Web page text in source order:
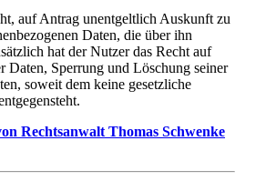
auf Antrag unentgeltlich Auskunft zu
Daten, die über ihn
hat der Nutzer das Recht auf
Daten, Sperrung und Löschung seiner
soweit dem keine gesetzliche
Rechtsanwalt Thomas Schwenke